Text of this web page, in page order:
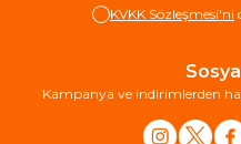
KVKK Sözleşmesi'ni
Kampanya ve indirimlerden